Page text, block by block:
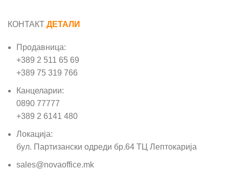
КОНТАКТ ДЕТАЛИ
Продавница:
+389 2 511 65 69
+389 75 319 766
Канцеларии:
0890 77777
+389 2 6141 480
Локација:
бул. Партизански одреди бр.64 ТЦ Лептокарија
sales@novaoffice.mk